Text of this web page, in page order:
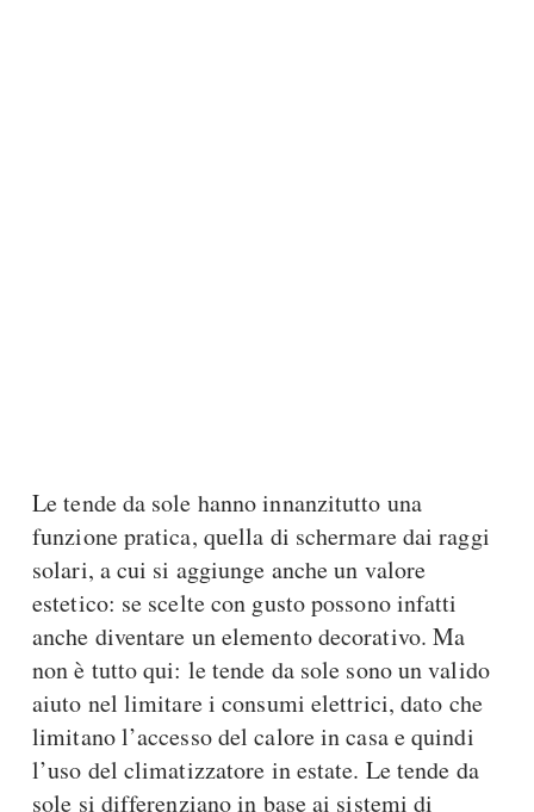
Le tende da sole hanno innanzitutto una
funzione pratica, quella di schermare dai raggi
solari, a cui si aggiunge anche un valore
estetico: se scelte con gusto possono infatti
anche diventare un elemento decorativo. Ma
non è tutto qui: le tende da sole sono un valido
aiuto nel limitare i consumi elettrici, dato che
limitano l’accesso del calore in casa e quindi
l’uso del climatizzatore in estate. Le tende da
sole si differenziano in base ai sistemi di